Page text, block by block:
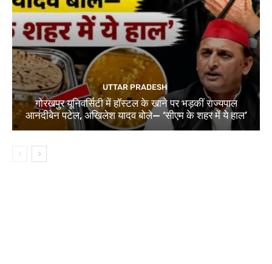
UTTAR PRADESH
गोरखपुर यूनिवर्सिटी में हॉस्टल के खाने पर भड़कीं राज्यपाल
आनंदीबेन पटेल, अखिलेश यादव बोले— ‘सीएम के शहर में ये हाल’